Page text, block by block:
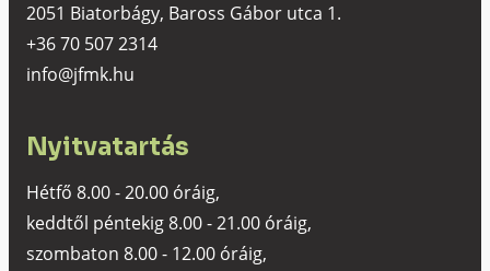
2051 Biatorbágy, Baross Gábor utca 1.
+36 70 507 2314
info@jfmk.hu
Nyitvatartás
Hétfő 8.00 - 20.00 óráig,
keddtől péntekig 8.00 - 21.00 óráig,
szombaton 8.00 - 12.00 óráig,